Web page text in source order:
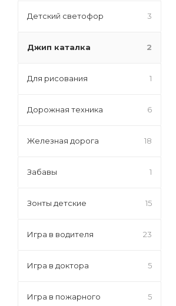
Детский светофор 3
Джип каталка 2
Для рисования 1
Дорожная техника 6
Железная дорога 18
Забавы 1
Зонты детские 15
Игра в водителя 23
Игра в доктора 5
Игра в пожарного 5